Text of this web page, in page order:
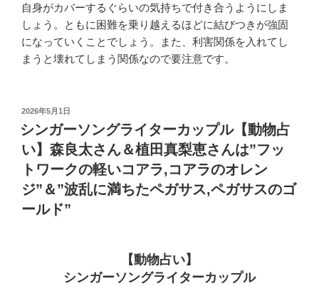
自身がカバーするぐらいの気持ちで付き合うようにしま
しょう。ともに困難を乗り越えるほどに結びつきが強固
になっていくことでしょう。また、利害関係を入れてし
まうと壊れてしまう関係なので要注意です。
投
稿
日:
2026年5月1日
シンガーソングライターカップル【動物占
い】森良太さん＆植田真梨恵さんは”フッ
トワークの軽いコアラ,コアラのオレン
ジ”＆”波乱に満ちたペガサス,ペガサスのゴ
ールド”
【動物占い】
シンガーソングライターカップル